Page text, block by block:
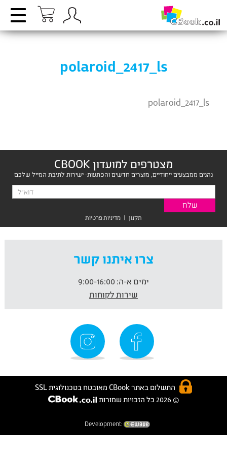
polaroid_2417_ls
polaroid_2417_ls
מצטרפים למועדון CBOOK
נהנים ממבצעים ייחודיים, מוצרים חדשים והפתעות- ישירות לתיבת המייל שלכם
תקנון | מדיניות פרטיות
צרו איתנו קשר
ימים א-ה:
שירות לקוחות
התשלום באתר CBook מאובטח בטכנולוגית SSL
© 2026 כל הזכויות שמורות
Development: